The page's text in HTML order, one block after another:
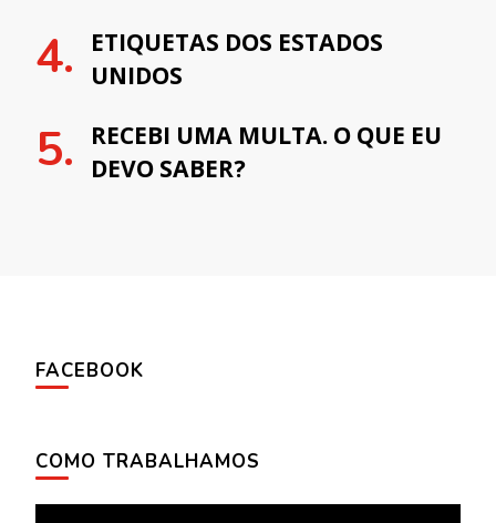
ETIQUETAS DOS ESTADOS
UNIDOS
RECEBI UMA MULTA. O QUE EU
DEVO SABER?
FACEBOOK
COMO TRABALHAMOS